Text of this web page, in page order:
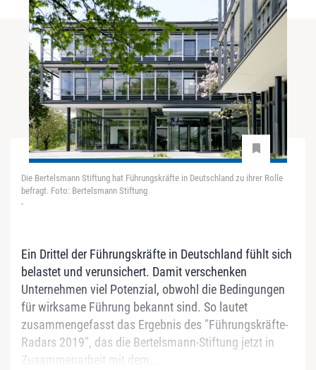
Die Bertelsmann Stiftung hat Führungskräfte in Deutschland zu ihrer Rolle
befragt. Foto: Bertelsmann Stiftung
-
Ein Drittel der Führungskräfte in Deutschland fühlt sich
belastet und verunsichert. Damit verschenken
Unternehmen viel Potenzial, obwohl die Bedingungen
für wirksame Führung bekannt sind. So lautet
zusammengefasst das Ergebnis des "Führungskräfte-
Radars 2019", das die Bertelsmann-Stiftung jetzt in
Zusammenarbeit mit dem...